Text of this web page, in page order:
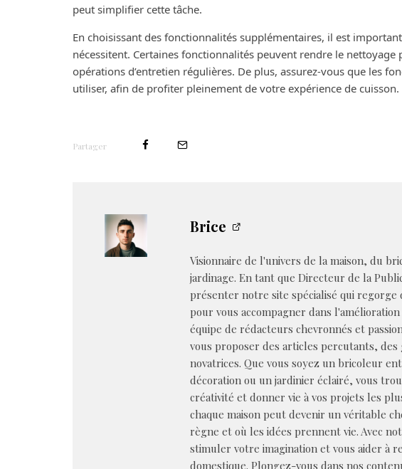
peut simplifier cette tâche.
En choisissant des fonctionnalités supplémentaires, il est
nécessitent. Certaines fonctionnalités peuvent rendre le nettoyage
opérations d’entretien régulières. De plus, assurez-vous que les
utiliser, afin de profiter pleinement de votre expérience de cuisson.
Partager
Brice
Visionnaire de l'univers de la maison, du
jardinage. En tant que Directeur de la
présenter notre site spécialisé qui regorge
pour vous accompagner dans
équipe de rédacteurs chevronnés et
vous proposer des articles percutants, des
novatrices. Que vous soyez un bricoleur
décoration ou un jardinier éclairé, vous
créativité et donner vie à vos projets les
chaque maison peut devenir un véritable
règne et où les idées prennent vie. Avec
stimuler votre imagination et vous aider à
domestique. Plongez-vous dans nos